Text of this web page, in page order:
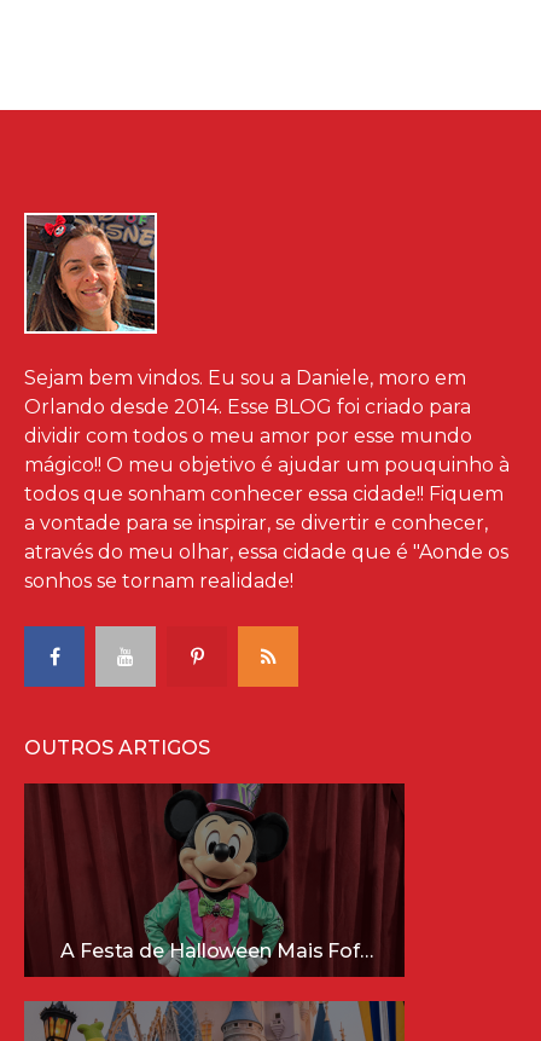
Sejam bem vindos. Eu sou a Daniele, moro em
Orlando desde 2014. Esse BLOG foi criado para
dividir com todos o meu amor por esse mundo
mágico!! O meu objetivo é ajudar um pouquinho à
todos que sonham conhecer essa cidade!! Fiquem
a vontade para se inspirar, se divertir e conhecer,
através do meu olhar, essa cidade que é "Aonde os
sonhos se tornam realidade!
OUTROS ARTIGOS
A Festa de Halloween Mais Fofa da Disney Está Chegando!